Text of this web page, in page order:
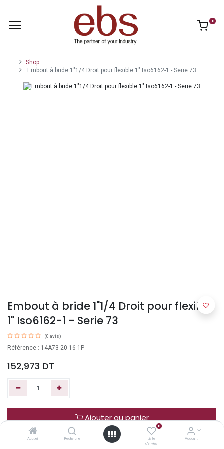
Accueil Recherche
0
Liste
d'envies
Account
0
Shop
Embout à bride 1"1/4 Droit pour flexible 1" Iso6162-1 - Serie 73
Embout à bride 1"1/4 Droit pour flexible
1" Iso6162-1 - Serie 73
(0 avis)
Référence : 14A73-20-16-1P
152,973 DT
Ajouter au panier
Acheter maintenant